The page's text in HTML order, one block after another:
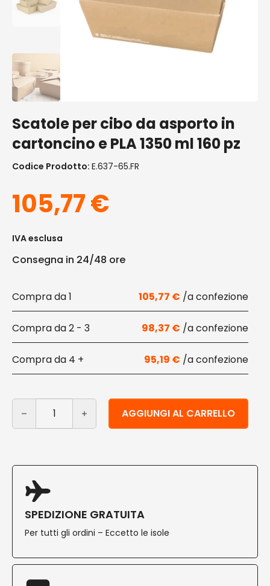
Scatole per cibo da asporto in
cartoncino e PLA 1350 ml 160 pz
Codice Prodotto: E.637-65.FR
105,77€
IVA esclusa
Consegna in 24/48 ore
1 105,77 €
2 - 3 98,37 €
4 + 95,19 €
Scatole per cibo da asporto in cartoncino e PLA 1350
AGGIUNGI AL CARRELLO
Alternative:
SPEDIZIONE GRATUITA
Per tutti gli ordini – Eccetto le isole